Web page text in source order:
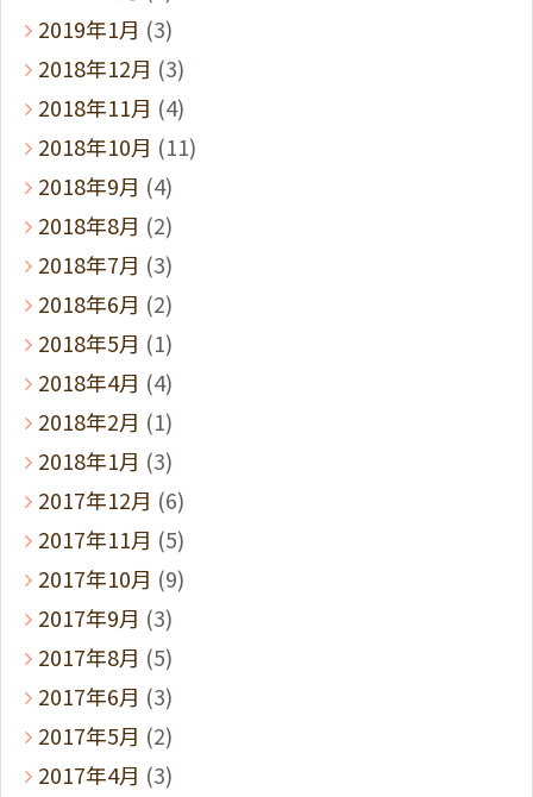
2019年1月 (3)
2018年12月 (3)
2018年11月 (4)
2018年10月 (11)
2018年9月 (4)
2018年8月 (2)
2018年7月 (3)
2018年6月 (2)
2018年5月 (1)
2018年4月 (4)
2018年2月 (1)
2018年1月 (3)
2017年12月 (6)
2017年11月 (5)
2017年10月 (9)
2017年9月 (3)
2017年8月 (5)
2017年6月 (3)
2017年5月 (2)
2017年4月 (3)